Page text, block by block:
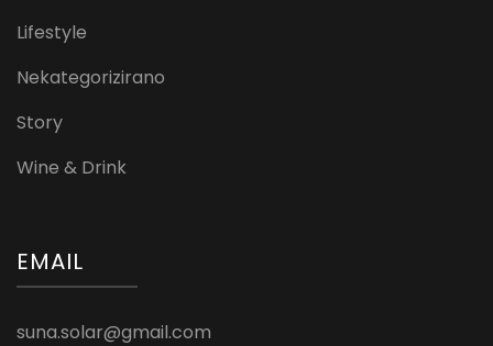
Lifestyle
Nekategorizirano
Story
Wine & Drink
EMAIL
suna.solar@gmail.com